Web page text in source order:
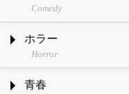
Comedy
ホラー
Horror
青春